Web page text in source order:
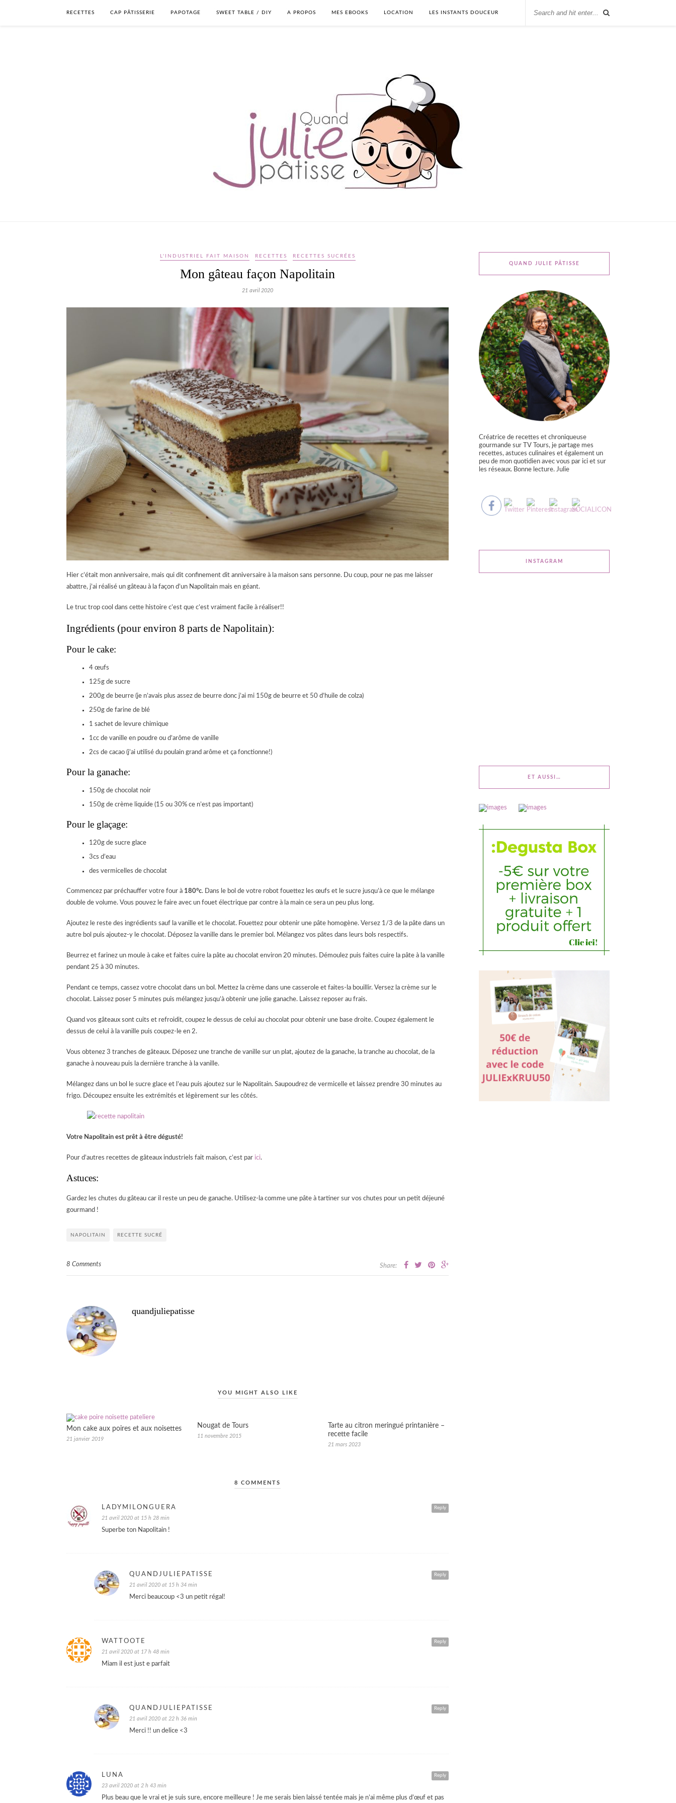
RECETTES CAP PÂTISSERIE PAPOTAGE SWEET TABLE / DIY A PROPOS MES EBOOKS LOCATION LES INSTANTS DOUCEUR
L'INDUSTRIEL FAIT MAISON RECETTES RECETTES SUCRÉES
Mon gâteau façon Napolitain
21 avril 2020
Hier c’était mon anniversaire, mais qui dit confinement dit anniversaire à la maison sans personne. Du coup, pour ne pas me laisser
abattre, j’ai réalisé un gâteau à la façon d’un Napolitain mais en géant.
Le truc trop cool dans cette histoire c’est que c’est vraiment facile à réaliser!!
Ingrédients (pour environ 8 parts de Napolitain):
Pour le cake:
4 œufs
125g de sucre
200g de beurre (je n’avais plus assez de beurre donc j’ai mi 150g de beurre et 50 d’huile de colza)
250g de farine de blé
1 sachet de levure chimique
1cc de vanille en poudre ou d’arôme de vanille
2cs de cacao (j’ai utilisé du poulain grand arôme et ça fonctionne!)
Pour la ganache:
150g de chocolat noir
150g de crème liquide (15 ou 30% ce n’est pas important)
Pour le glaçage:
120g de sucre glace
3cs d’eau
des vermicelles de chocolat
Commencez par préchauffer votre four à 180°c. Dans le bol de votre robot fouettez les œufs et le sucre jusqu’à ce que le mélange
double de volume. Vous pouvez le faire avec un fouet électrique par contre à la main ce sera un peu plus long.
Ajoutez le reste des ingrédients sauf la vanille et le chocolat. Fouettez pour obtenir une pâte homogène. Versez 1/3 de la pâte dans un
autre bol puis ajoutez-y le chocolat. Déposez la vanille dans le premier bol. Mélangez vos pâtes dans leurs bols respectifs.
Beurrez et farinez un moule à cake et faites cuire la pâte au chocolat environ 20 minutes. Démoulez puis faites cuire la pâte à la vanille
pendant 25 à 30 minutes.
Pendant ce temps, cassez votre chocolat dans un bol. Mettez la crème dans une casserole et faites-la bouillir. Versez la crème sur le
chocolat. Laissez poser 5 minutes puis mélangez jusqu’à obtenir une jolie ganache. Laissez reposer au frais.
Quand vos gâteaux sont cuits et refroidit, coupez le dessus de celui au chocolat pour obtenir une base droite. Coupez également le
dessus de celui à la vanille puis coupez-le en 2.
Vous obtenez 3 tranches de gâteaux. Déposez une tranche de vanille sur un plat, ajoutez de la ganache, la tranche au chocolat, de la
ganache à nouveau puis la dernière tranche à la vanille.
Mélangez dans un bol le sucre glace et l’eau puis ajoutez sur le Napolitain. Saupoudrez de vermicelle et laissez prendre 30 minutes au
frigo. Découpez ensuite les extrémités et légèrement sur les côtés.
Votre Napolitain est prêt à être dégusté!
Pour d’autres recettes de gâteaux industriels fait maison, c’est par ici.
Astuces:
Gardez les chutes du gâteau car il reste un peu de ganache. Utilisez-la comme une pâte à tartiner sur vos chutes pour un petit déjeuné
gourmand !
NAPOLITAIN RECETTE SUCRÉ
8 Comments Share:
quandjuliepatisse
YOU MIGHT ALSO LIKE
Mon cake aux poires et aux noisettes
21 janvier 2019
Nougat de Tours
11 novembre 2015
Tarte au citron meringué printanière –
recette facile
21 mars 2023
8 COMMENTS
Reply
LADYMILONGUERA
21 avril 2020 at 15 h 28 min
Superbe ton Napolitain !
Reply
QUANDJULIEPATISSE
21 avril 2020 at 15 h 34 min
Merci beaucoup <3 un petit régal!
Reply
WATTOOTE
21 avril 2020 at 17 h 48 min
Miam il est just e parfait
Reply
QUANDJULIEPATISSE
21 avril 2020 at 22 h 36 min
Merci !! un delice <3
Reply
LUNA
23 avril 2020 at 2 h 43 min
Plus beau que le vrai et je suis sure, encore meilleure ! Je me serais bien laissé tentée mais je n’ai même plus d’œuf et pas
QUAND JULIE PÂTISSE
Créatrice de recettes et chroniqueuse
gourmande sur TV Tours, je partage mes
recettes, astuces culinaires et également un
peu de mon quotidien avec vous par ici et sur
les réseaux. Bonne lecture. Julie
INSTAGRAM
ET AUSSI…